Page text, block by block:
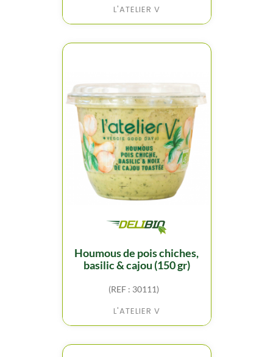
L'ATELIER V
houmous de pois chiches,
basilic & cajou (150 gr)
(REF : 30111)
L'ATELIER V